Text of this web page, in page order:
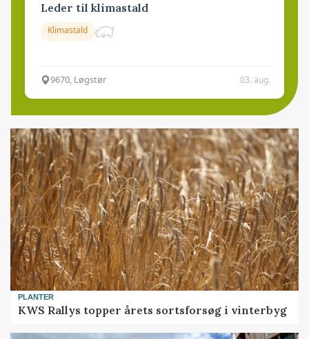
Leder til klimastald
Klimastald
9670, Løgstør 03. aug.
PLANTER
KWS Rallys topper årets sortsforsøg i vinterbyg